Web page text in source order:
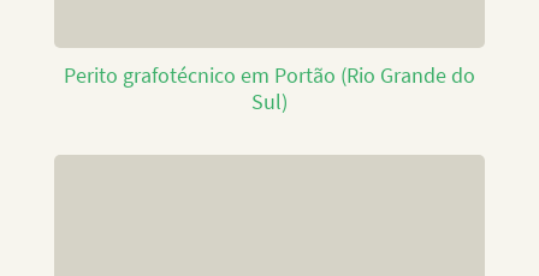
Perito grafotécnico em Portão (Rio Grande do
Sul)